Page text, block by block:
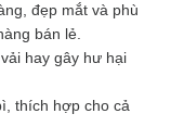
đẹp mắt và phù
bán lẻ.
hay gây hư hại
thích hợp cho cả